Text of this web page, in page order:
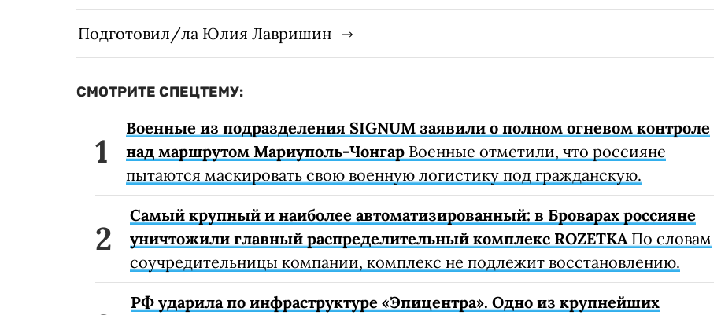
Подготовил/ла Юлия Лавришин
СМОТРИТЕ СПЕЦТЕМУ:
Военные из подразделения SIGNUM заявили о полном огневом контроле
над маршрутом Мариуполь-Чонгар Военные отметили, что россияне
пытаются маскировать свою военную логистику под гражданскую.
Самый крупный и наиболее автоматизированный: в Броварах россияне
уничтожили главный распределительный комплекс ROZETKAПо словам
соучредительницы компании, комплекс не подлежит восстановлению.
РФ ударила по инфраструктуре «Эпицентра». Одно из крупнейших